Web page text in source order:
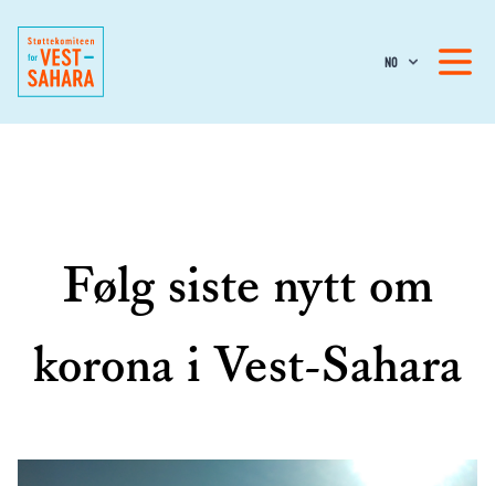
NO
Følg siste nytt om
korona i Vest-Sahara